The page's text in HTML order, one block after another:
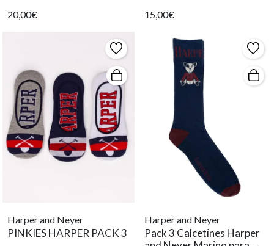
20,00€ 15,00€
Harper and Neyer
PINKIES HARPER PACK 3
Harper and Neyer
Pack 3 Calcetines Harper